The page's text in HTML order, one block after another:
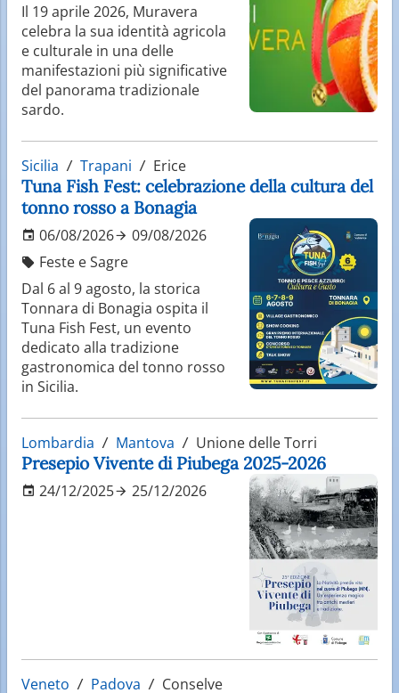
Il 19 aprile 2026, Muravera
celebra la sua identità agricola
e culturale in una delle
manifestazioni più significative
del panorama tradizionale
sardo.
Sicilia Trapani Erice
Tuna Fish Fest: celebrazione della cultura del
tonno rosso a Bonagia
06/08/2026
09/08/2026
Feste e Sagre
Dal 6 al 9 agosto, la storica
Tonnara di Bonagia ospita il
Tuna Fish Fest, un evento
dedicato alla tradizione
gastronomica del tonno rosso
in Sicilia.
Lombardia Mantova Unione delle Torri
Presepio Vivente di Piubega 2025-2026
24/12/2025 25/12/2026
Veneto Padova Conselve